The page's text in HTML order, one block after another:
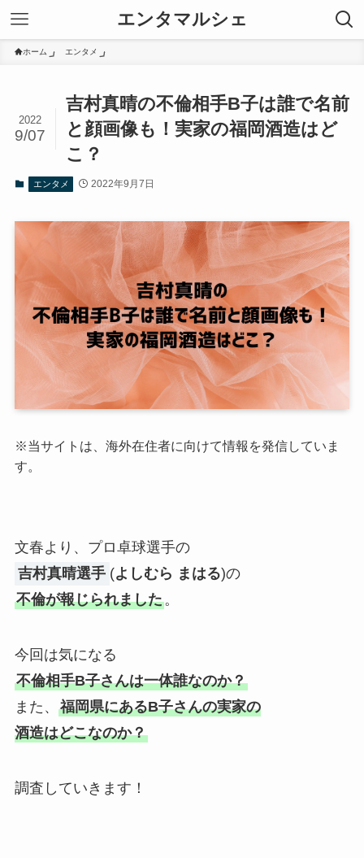
エンタマルシェ
ホーム エンタメ
吉村真晴の不倫相手B子は誰で名前
と顔画像も！実家の福岡酒造はど
こ？
2022
9/07
エンタメ 2022年9月7日
※当サイトは、海外在住者に向けて情報を発信していま
す。
文春より、プロ卓球選手の
吉村真晴選手 (よしむら まはる)の
不倫が報じられました。
今回は気になる
不倫相手B子さんは一体誰なのか？
また、 福岡県にあるB子さんの実家の
酒造はどこなのか？
調査していきます！